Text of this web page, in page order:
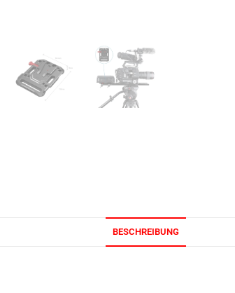
BESCHREIBUNG